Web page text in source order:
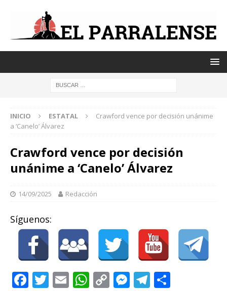
INICIO ESTATAL
Crawford vence por decisión unánime
a ‘Canelo’ Álvarez
Crawford vence por decisión
unánime a ‘Canelo’ Álvarez
14/09/2025 Redacción
Síguenos:
F T E W C M T